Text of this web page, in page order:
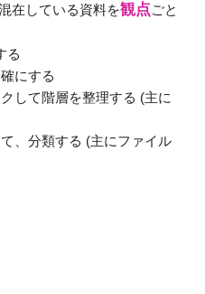
在している資料を観点ごと
る
にする
して階層を整理する (主に
、分類する (主にファイル